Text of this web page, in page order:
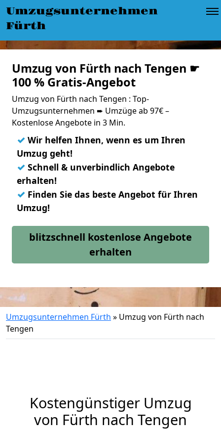
Umzugsunternehmen
Fürth
Umzug von Fürth nach Tengen ☛
100 % Gratis-Angebot
Umzug von Fürth nach Tengen : Top-
Umzugsunternehmen ➨ Umzüge ab 97€ –
Kostenlose Angebote in 3 Min.
✓ Wir helfen Ihnen, wenn es um Ihren
Umzug geht!
✓ Schnell & unverbindlich Angebote
erhalten!
✓ Finden Sie das beste Angebot für Ihren
Umzug!
blitzschnell kostenlose Angebote
erhalten
Umzugsunternehmen Fürth » Umzug von Fürth nach
Tengen
Kostengünstiger Umzug
von Fürth nach Tengen